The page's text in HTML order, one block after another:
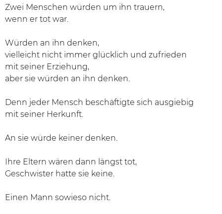
Zwei Menschen würden um ihn trauern,
wenn er tot war.
Würden an ihn denken,
vielleicht nicht immer glücklich und zufrieden
mit seiner Erziehung,
aber sie würden an ihn denken.
Denn jeder Mensch beschäftigte sich ausgiebig
mit seiner Herkunft.
An sie würde keiner denken.
Ihre Eltern wären dann längst tot,
Geschwister hatte sie keine.
Einen Mann sowieso nicht.